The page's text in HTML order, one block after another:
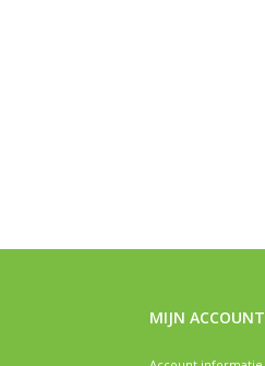
MIJN ACCOUNT